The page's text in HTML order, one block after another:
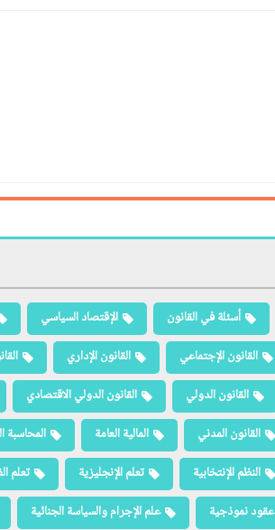
أسئلة في القانون الإقتصاد السياسي
القانون الإجتماعي القانون الإداري
القانون الدولي القانون الدولي الاقتصادي
القانون المدني المالية العامة المحاسبة
النظم الإنتخابية تعلم الإنجليزية تعلم
عقود نموذجية علم الإجرام والسياسة الجنائية